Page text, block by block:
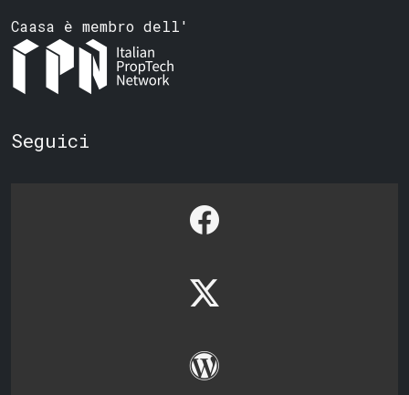
Caasa è membro dell'
Seguici